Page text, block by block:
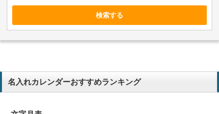
検索する
名入れカレンダーおすすめランキング